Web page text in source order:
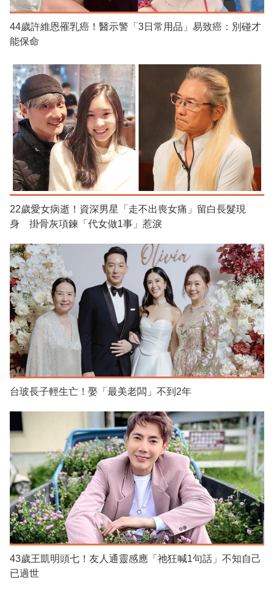
44歲許維恩罹乳癌！醫示警「3日常用品」易致癌：別碰才
能保命
22歲愛女病逝！資深男星「走不出喪女痛」留白長髮現
身 掛骨灰項鍊「代女做1事」惹淚
台玻長子輕生亡！娶「最美老闆」不到2年
43歲王凱明頭七！友人通靈感應「祂狂喊1句話」不知自己
已過世